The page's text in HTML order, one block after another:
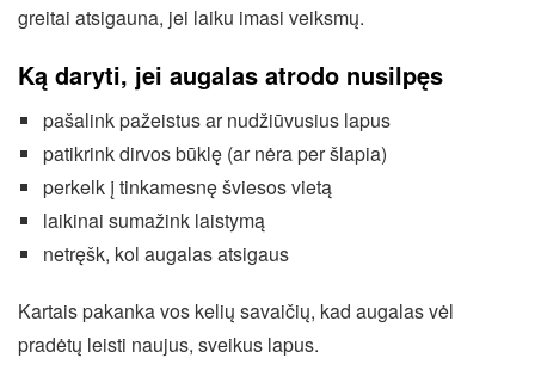
greitai atsigauna, jei laiku imasi veiksmų.
Ką daryti, jei augalas atrodo nusilpęs
pašalink pažeistus ar nudžiūvusius lapus
patikrink dirvos būklę (ar nėra per šlapia)
perkelk į tinkamesnę šviesos vietą
laikinai sumažink laistymą
netręšk, kol augalas atsigaus
Kartais pakanka vos kelių savaičių, kad augalas vėl
pradėtų leisti naujus, sveikus lapus.